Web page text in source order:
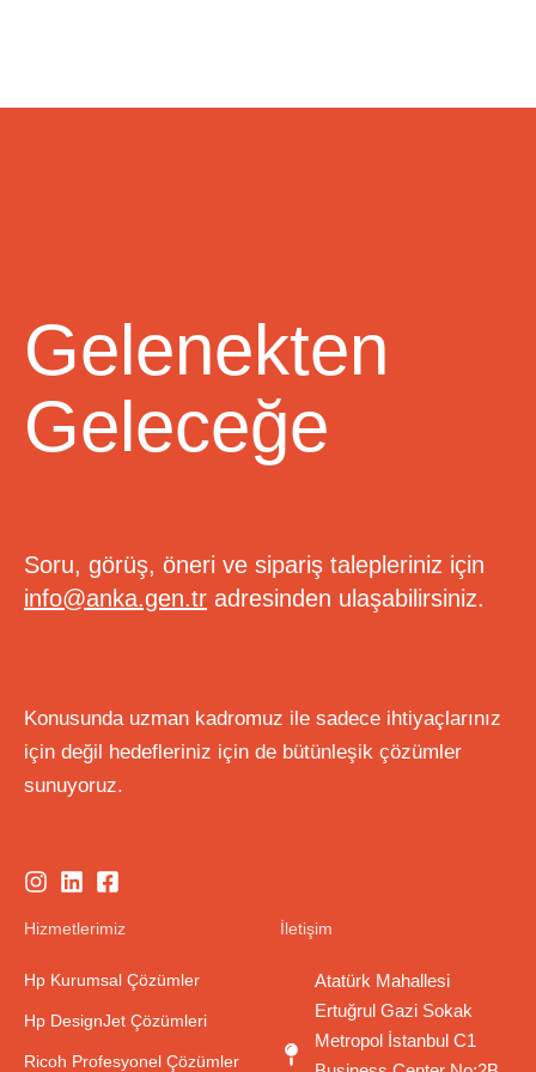
Gelenekten
Geleceğe
Soru, görüş, öneri ve sipariş talepleriniz için
info@anka.gen.tr adresinden ulaşabilirsiniz.
Konusunda uzman kadromuz ile sadece ihtiyaçlarınız
için değil hedefleriniz için de bütünleşik çözümler
sunuyoruz.
Hizmetlerimiz
Hp Kurumsal Çözümler
Hp DesignJet Çözümleri
Ricoh Profesyonel Çözümler
İletişim
Atatürk Mahallesi
Ertuğrul Gazi Sokak
Metropol İstanbul C1